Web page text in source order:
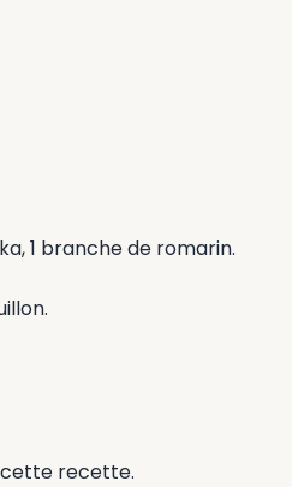
1 branche de romarin.
recette.